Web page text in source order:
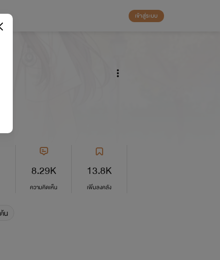
เข้าสู่ระบบ
8.29K
ความคิดเห็น
13.8K
เพิ่มลงคลัง
น